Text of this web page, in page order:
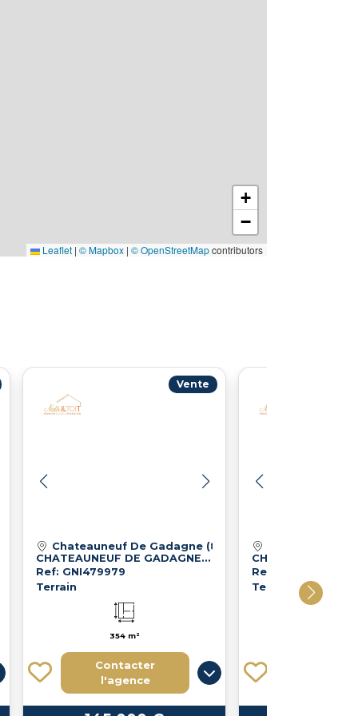
+
−
Leaflet | © Mapbox | © OpenStreetMapcontributors
Vente
Chateauneuf De Gadagne (84470)
CHATEAUNEUF DE GADAGNE TERRAIN A BATIR DE 354 M2
Ref: GNI479979
Terrain
354 m²
Contacter
l'agence
Ref: GNI479983
Terrain